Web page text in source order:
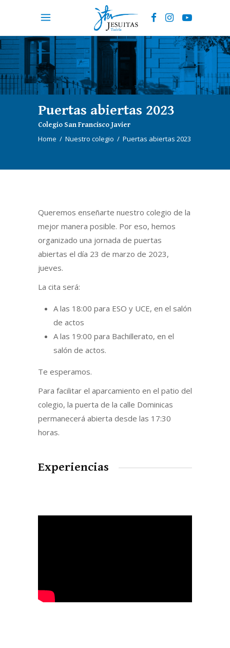
Puertas abiertas 2023
Colegio San Francisco Javier
Home / Nuestro colegio / Puertas abiertas 2023
Queremos enseñarte nuestro colegio de la
mejor manera posible. Por eso, hemos
organizado una jornada de puertas
abiertas el día 23 de marzo de 2023,
jueves.
La cita será:
A las 18:00 para ESO y UCE, en el salón
de actos
A las 19:00 para Bachillerato, en el
salón de actos.
Te esperamos.
Para facilitar el aparcamiento en el patio del
colegio, la puerta de la calle Dominicas
permanecerá abierta desde las 17:30
horas.
Experiencias